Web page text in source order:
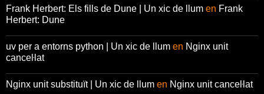
Frank Herbert: Els fills de Dune | Un xic de llum en Frank
Herbert: Dune
uv per a entorns python | Un xic de llum en Nginx unit
canceŀlat
Nginx unit substituït | Un xic de llum en Nginx unit canceŀlat